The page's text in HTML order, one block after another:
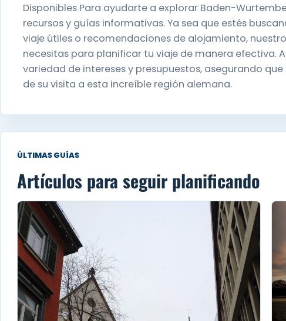
Disponibles Para ayudarte a explorar Baden-
recursos y guías informativas. Ya sea que estés
viaje útiles o recomendaciones de alojamiento,
necesitas para planificar tu viaje de manera efectiva.
variedad de intereses y presupuestos, asegurando
de su visita a esta increíble región alemana.
ÚLTIMAS GUÍAS
Artículos para seguir planificando